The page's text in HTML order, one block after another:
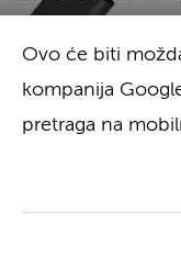
Ovo će biti
kompanija
pretraga na